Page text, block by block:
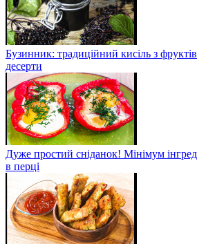
Бузинник: традиційний кисіль з фруктів
десерти
Дуже простий сніданок! Мінімум
в перці